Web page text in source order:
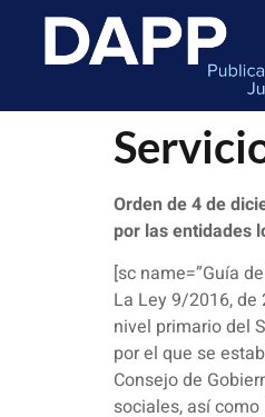
Orden de 4 de
por las entidades
[sc name=”Guía
La Ley 9/2016,
nivel primario del
por el que se
Consejo de
sociales, así